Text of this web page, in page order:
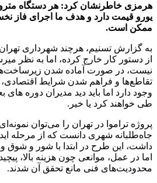
هرمزی خاطرنشان کرد: هر دستگاه
یورو قیمت دارد و هدف ما اجرای فاز
ممکن است.
به گزارش تسنیم، هرچند شهرداری تهران
از دستور کار خارج کرده، اما به نظر
نیست، در صورت آماده شدن
تقاطع‌ها و فراهم شدن شرایط اقتصادی،
وجود دارد اما باید دید مدیران دوره
طی خواهند کرد یا خیر.
پروژه تراموا در تهران را می‌توان
جاه‌طلبانه شهری دانست که از مرحله
داشت، این طرح در ابتدا با شور و شوق
اما در عمل، موانعی چون هزینه بالا،
محدودیت‌های فنی مانع تحقق آن شدند.